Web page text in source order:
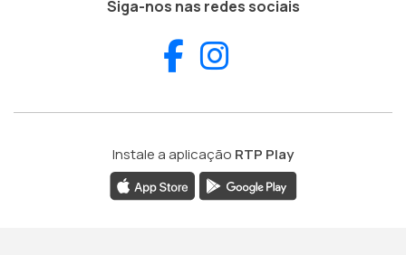
Siga-nos nas redes sociais
Facebook
Instale a aplicação RTP Play